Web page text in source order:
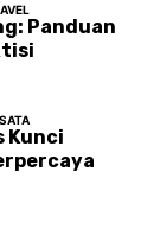
Panduan
Kunci